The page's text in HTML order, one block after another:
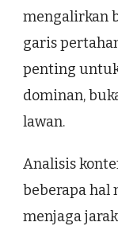
mengalirkan
garis
penting
dominan,
lawan.
Analisis
beberapa hal
menjaga